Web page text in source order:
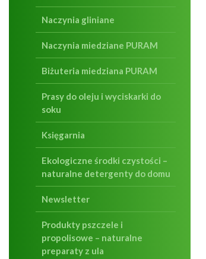
Naczynia gliniane
Naczynia miedziane PURAM
Biżuteria miedziana PURAM
Prasy do oleju i wyciskarki do
soku
Księgarnia
Ekologiczne środki czystości –
naturalne detergenty do domu
Newsletter
Produkty pszczele i
propolisowe – naturalne
preparaty z ula